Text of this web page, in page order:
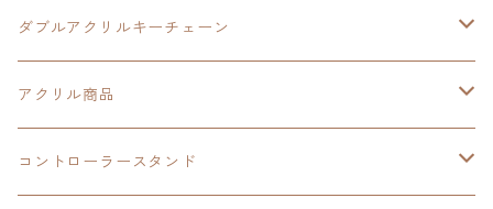
閃の軌跡Ⅲ
イースⅩ
創の軌跡
創の軌跡
界の軌跡
ダブルアクリルキーチェーン
創の軌跡
アクリル商品
LEDアクリルカード
コントローラースタンド